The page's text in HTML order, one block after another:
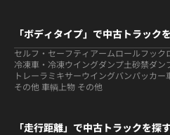
「ボディタイプ」で中古トラック
セルフ・セーフティ アームロールフック
冷凍車・冷凍ウイングダンプ土砂禁ダン
トレーラ ミキサーウイングバンパッカー
その他 車輌上物 その他
「走行距離」で中古トラックを探す